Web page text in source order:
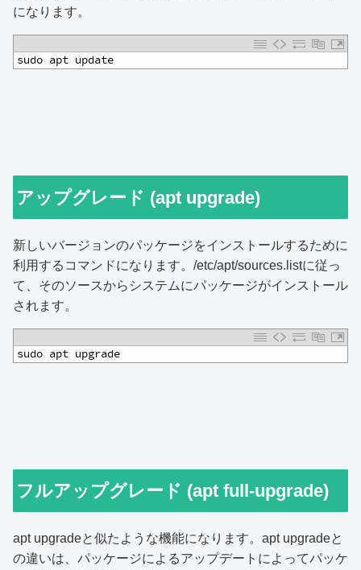
になります。
sudo apt update
アップグレード (apt upgrade)
新しいバージョンのパッケージをインストールするために
利用するコマンドになります。/etc/apt/sources.listに従っ
て、そのソースからシステムにパッケージがインストール
されます。
sudo apt upgrade
フルアップグレード (apt full-upgrade)
apt upgradeと似たような機能になります。apt upgradeと
の違いは、パッケージによるアップデートによってパッケ